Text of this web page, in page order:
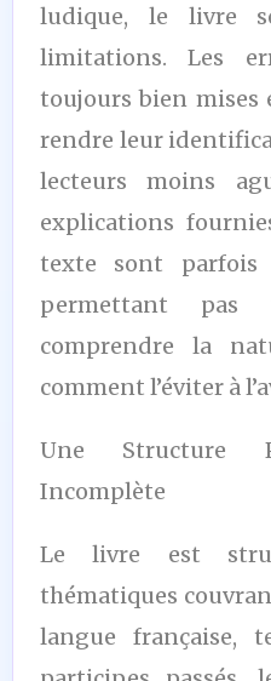
ludique, le livre
limitations. Les
toujours bien mises
rendre leur
lecteurs moins
explications
texte sont parfois
permettant pas
comprendre la
comment l’éviter à
Une Structure
Incomplète
Le livre est
thématiques
langue française,